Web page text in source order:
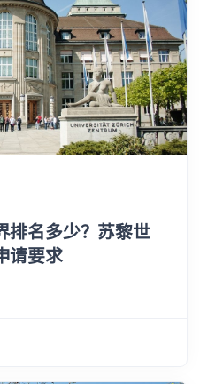
排名多少？苏黎世
请要求